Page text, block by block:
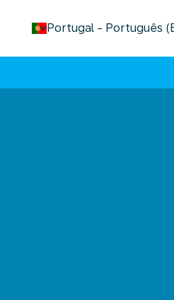
Portugal - Português
keyboard_arrow_down